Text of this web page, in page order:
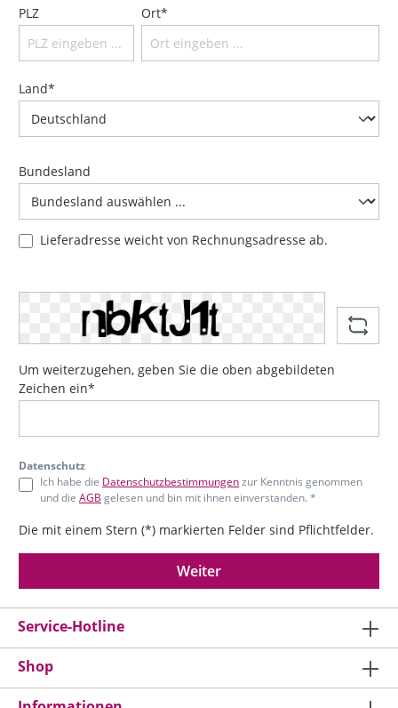
PLZ Ort*
Land*
Bundesland
Lieferadresse weicht von Rechnungsadresse ab.
Um weiterzugehen, geben Sie die oben abgebildeten
Zeichen ein*
Datenschutz
Ich habe die Datenschutzbestimmungenzur Kenntnis genommen
und die AGB gelesen und bin mit ihnen einverstanden. *
Die mit einem Stern (*) markierten Felder sind Pflichtfelder.
Weiter
Service-Hotline
Shop